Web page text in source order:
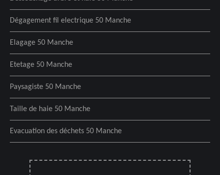
Dégagement fil electrique 50 Manche
Elagage 50 Manche
Etetage 50 Manche
Paysagiste 50 Manche
Taille de haie 50 Manche
Evacuation des déchets 50 Manche